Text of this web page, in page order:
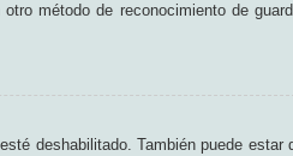
método de reconocimiento de
deshabilitado. También puede estar